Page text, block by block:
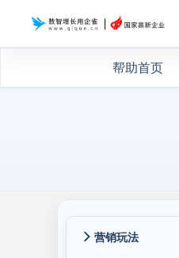
帮助首页
营销玩法